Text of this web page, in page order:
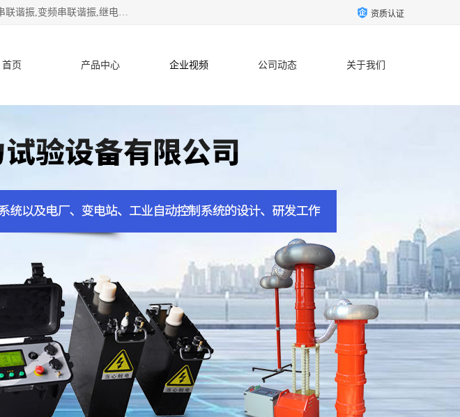
武汉鄂电电力试验设备有限公司专门从事电力电气设备和仪器仪表的设计与制造,主要研发生产工频串联谐振,变频串联谐振,继电保护测试仪,电缆故障测试仪,直流电阻测试仪,接地电阻测试仪等一百多种高品质产品.坚持奉行"质量一,客户至上"的服务宗旨。 资质认证
首页 产品中心 企业视频 公司动态 关于我们